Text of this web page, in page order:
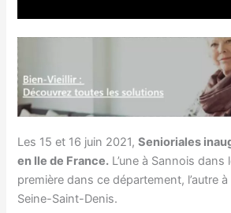
Les 15 et 16 juin 2021,Senioriales
en Ile de France. L’une à Sannois dans
première dans ce département, l’autre
Seine-Saint-Denis.